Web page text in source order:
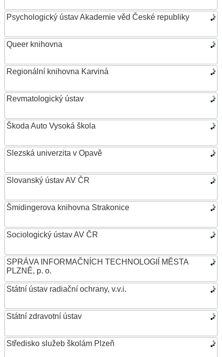
Psychologický ústav Akademie věd České republiky
Queer knihovna
Regionální knihovna Karviná
Revmatologický ústav
Škoda Auto Vysoká škola
Slezská univerzita v Opavě
Slovanský ústav AV ČR
Šmidingerova knihovna Strakonice
Sociologický ústav AV ČR
SPRÁVA INFORMAČNÍCH TECHNOLOGIÍ MĚSTA
PLZNĚ, p. o.
Státní ústav radiační ochrany, v.v.i.
Státní zdravotní ústav
Středisko služeb školám Plzeň